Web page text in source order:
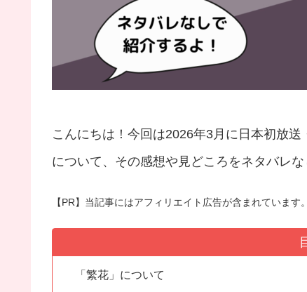
こんにちは！今回は2026年3月に日本初放送
について、その感想や見どころをネタバレな
【PR】当記事にはアフィリエイト広告が含まれています。
「繁花」について